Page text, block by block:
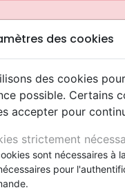
des cookies
des cookies
possible. Certains
accepter pour
strictement
sont nécessaires à
pour